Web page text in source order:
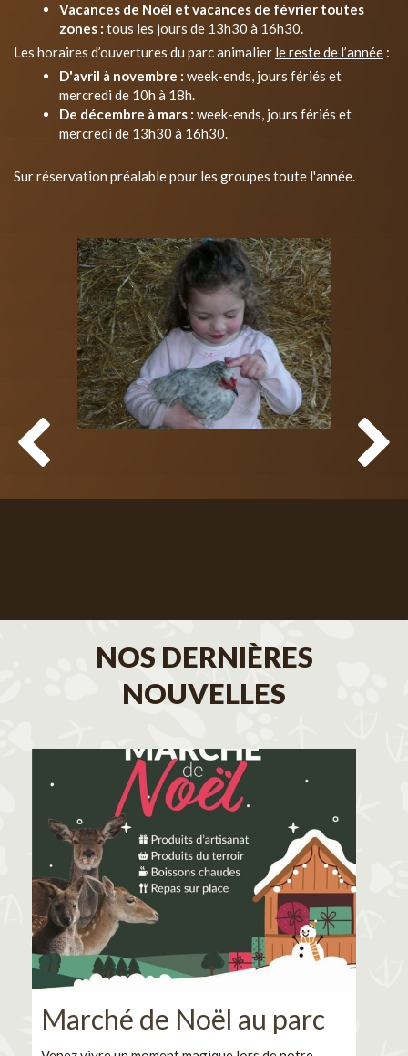
Vacances de Noël et vacances de février toutes
zones : tous les jours de 13h30 à 16h30.
Les horaires d’ouvertures du parc animalier le reste de l’année :
D'avril à novembre : week-ends, jours fériés et
mercredi de 10h à 18h.
De décembre à mars : week-ends, jours fériés et
mercredi de 13h30 à 16h30.
Sur réservation préalable pour les groupes toute l'année.
NOS DERNIÈRES
NOUVELLES
Marché de Noël au parc